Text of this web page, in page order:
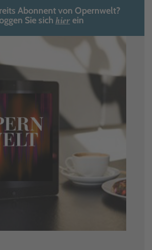
Abonnent von Opernwelt?
Sie sich hierein